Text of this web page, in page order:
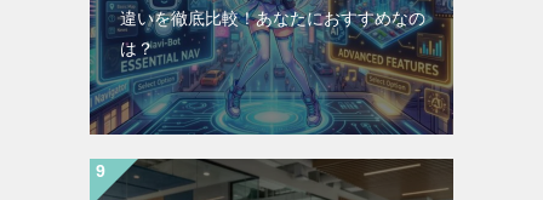
違いを徹底比較！あなたにおすすめなの
は？